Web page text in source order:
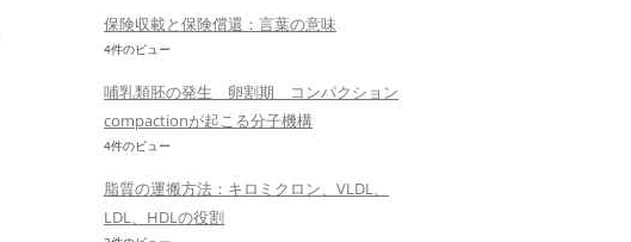
保険収載と保険償還：言葉の意味
4件のビュー
哺乳類胚の発生 卵割期 コンパクション
compactionが起こる分子機構
4件のビュー
脂質の運搬方法：キロミクロン、VLDL、
LDL、HDLの役割